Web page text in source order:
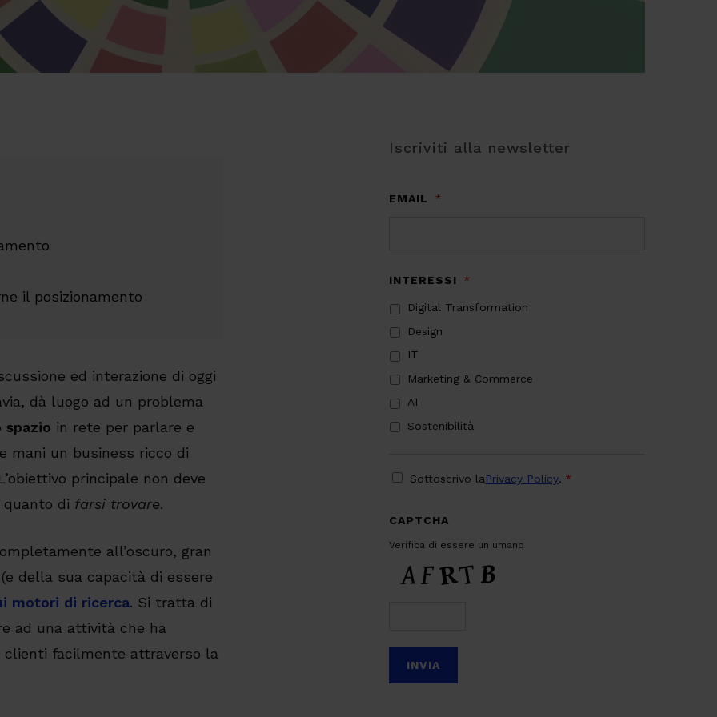
il posizionamento
ed interazione di oggi
dà luogo ad un problema
in rete per parlare e
mani un business ricco di
principale non deve
di farsi trovare.
all’oscuro, gran
della sua capacità di essere
motori di ricerca. Si tratta di
ad una attività che ha
clienti facilmente attraverso la
Iscriviti alla newsletter
EMAIL *
INTERESSI *
Digital Transformation
Design
IT
Marketing & Commerce
AI
Sostenibilità
PRIVACY
Sottoscrivo laPrivacy Policy. *
CAPTCHA
Verifica di essere un umano